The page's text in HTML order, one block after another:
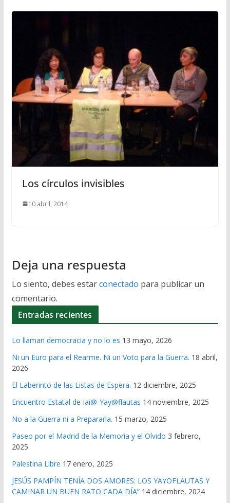
Los círculos invisibles
10 abril, 2014
Deja una respuesta
Lo siento, debes estarconectado para publicar un
comentario.
Entradas recientes
Lo llaman democracia y no lo es 13 mayo, 2026
Ni un Euro para el Rearme. Ni un Voto para la Guerra. 18 abril,
2026
El Laberinto de las Listas de Espera. 12 diciembre, 2025
Encuentro Estatal de Iai@-Yay@flautas 14 noviembre, 2025
No a la Guerra ni a Prepararla. 15 marzo, 2025
Paseo por el Madrid de la Memoria y el Olvido 3 febrero,
2025
Palestina Libre 17 enero, 2025
JESÚS PAMPÍN TENÍA DOS AMORES: LOS YAYOFLAUTAS Y
CAMINAR UN BUEN RATO CADA DÍA” 14 diciembre, 2024